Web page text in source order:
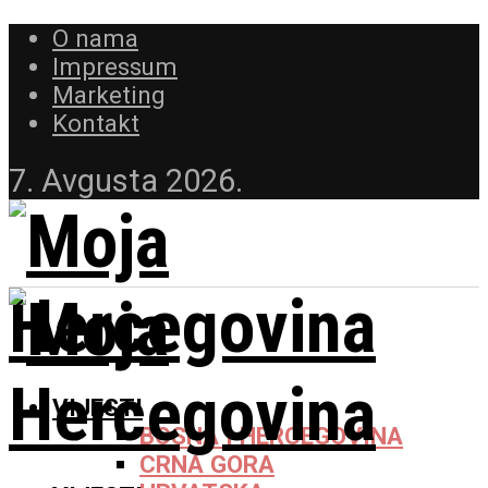
O nama
Impressum
Marketing
Kontakt
7. Avgusta 2026.
VIJESTI
BOSNA I HERCEGOVINA
CRNA GORA